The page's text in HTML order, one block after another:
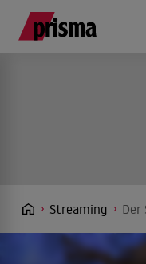
Streaming Der